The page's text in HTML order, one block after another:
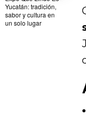
Yucatán: tradición,
sabor y cultura en
un solo lugar